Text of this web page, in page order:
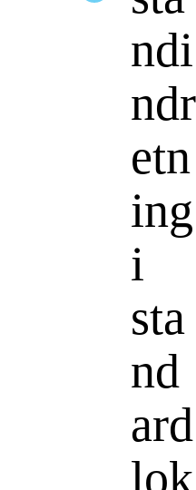
ndi
ndr
etn
ing
i
sta
nd
ard
lok